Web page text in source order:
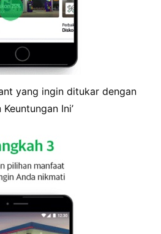
yang ingin ditukar dengan
Ini’